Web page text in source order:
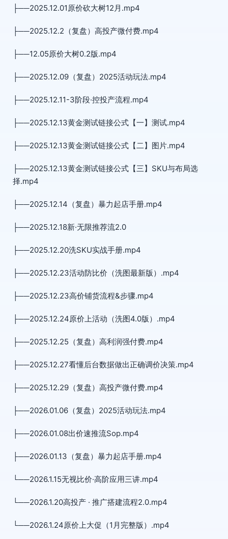
├──2025.12.01原价砍大树12月.mp4
├──2025.12.2（复盘）高投产微付费.mp4
├──12.05原价大树0.2版.mp4
├──2025.12.09（复盘）2025活动玩法.mp4
├──2025.12.11-3阶段·控投产流程.mp4
├──2025.12.13黄金测试链接公式【一】测试.mp4
├──2025.12.13黄金测试链接公式【二】图片.mp4
├──2025.12.13黄金测试链接公式【三】SKU与布局选
择.mp4
├──2025.12.14（复盘）暴力起店手册.mp4
├──2025.12.18新·无限推荐流2.0
├──2025.12.20洗SKU实战手册.mp4
├──2025.12.23活动防比价（洗图最新版）.mp4
├──2025.12.23高价铺货流程&步骤.mp4
├──2025.12.24原价上活动（洗图4.0版）.mp4
├──2025.12.25（复盘）高利润强付费.mp4
├──2025.12.27看懂后台数据做出正确调价决策.mp4
├──2025.12.29（复盘）高投产微付费.mp4
├──2026.01.06（复盘）2025活动玩法.mp4
├──2026.01.08出价速推流Sop.mp4
├──2026.01.13（复盘）暴力起店手册.mp4
└──2026.1.15无视比价·高阶应用三讲.mp4
└──2026.1.20高投产 · 推广搭建流程2.0.mp4
└──2026.1.24原价上大促（1月完整版）.mp4